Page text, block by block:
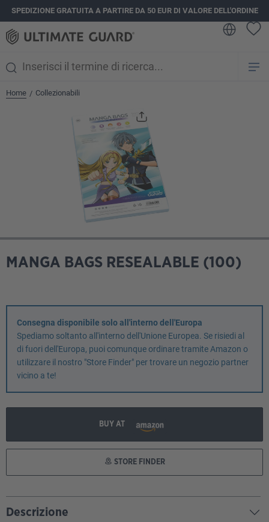
principale
SPEDIZIONE GRATUITA A PARTIRE DA 50 EUR DI VALORE DELL'ORDINE
Home / Collezionabili
MANGA BAGS RESEALABLE (100)
Consegna disponibile solo all'interno dell'Europa
Spediamo soltanto all'interno dell'Unione Europea. Se risiedi al
di fuori dell'Europa, puoi comunque ordinare tramite Amazon o
utilizzare il nostro "Store Finder" per trovare un negozio partner
vicino a te!
BUY AT
STORE FINDER
Descrizione